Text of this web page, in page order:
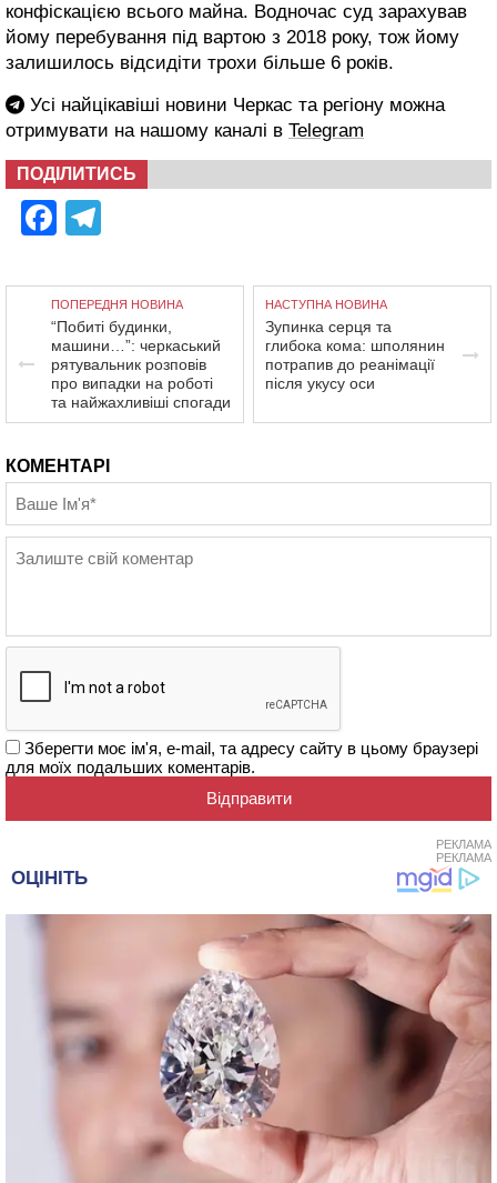
конфіскацією всього майна. Водночас суд зарахував
йому перебування під вартою з 2018 року, тож йому
залишилось відсидіти трохи більше 6 років.
Усі найцікавіші новини Черкас та регіону можна
отримувати на нашому каналі в Telegram
ПОДІЛИТИСЬ
Facebook
ПОПЕРЕДНЯ НОВИНА
“Побиті будинки,
машини…”: черкаський
рятувальник розповів
про випадки на роботі
та найжахливіші спогади
НАСТУПНА НОВИНА
Зупинка серця та
глибока кома: шполянин
потрапив до реанімації
після укусу оси
КОМЕНТАРІ
Зберегти моє ім'я, e-mail, та адресу сайту в цьому браузері
для моїх подальших коментарів.
РЕКЛАМА
РЕКЛАМА